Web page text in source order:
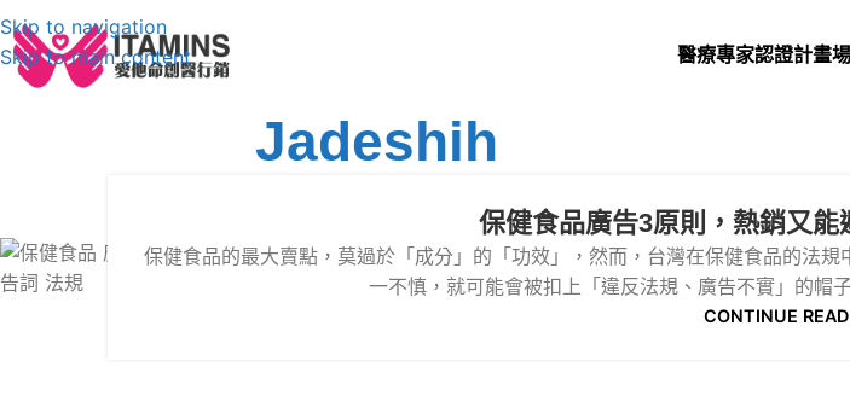
Skip to navigation
Skip to main content
醫療專家認證計畫
Jadeshih
保健食品廣告3原則，熱銷又
保健食品的最大賣點，莫過於「成分」的「功效」，然而，台灣在保健食品的法
一不慎，就可能會被扣上「違反法規、廣告不實」的帽
CONTINUE